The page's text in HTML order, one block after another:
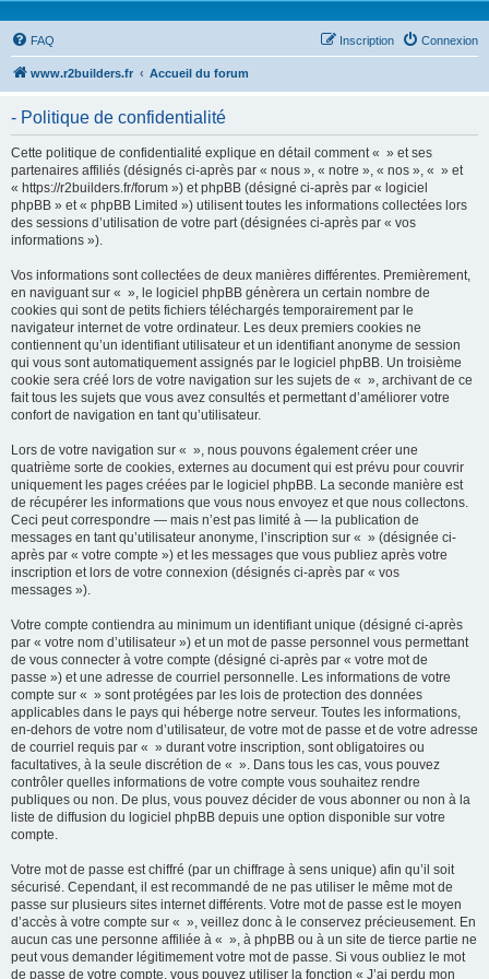
FAQ Connexion
Inscription
www.r2builders.fr Accueil du forum
- Politique de confidentialité
Cette politique de confidentialité explique en détail comment « » et ses
partenaires affiliés (désignés ci-après par « nous », « notre », « nos », « » et
« https://r2builders.fr/forum ») et phpBB (désigné ci-après par « logiciel
phpBB » et « phpBB Limited ») utilisent toutes les informations collectées lors
des sessions d’utilisation de votre part (désignées ci-après par « vos
informations »).
Vos informations sont collectées de deux manières différentes. Premièrement,
en naviguant sur « », le logiciel phpBB génèrera un certain nombre de
cookies qui sont de petits fichiers téléchargés temporairement par le
navigateur internet de votre ordinateur. Les deux premiers cookies ne
contiennent qu’un identifiant utilisateur et un identifiant anonyme de session
qui vous sont automatiquement assignés par le logiciel phpBB. Un troisième
cookie sera créé lors de votre navigation sur les sujets de « », archivant de ce
fait tous les sujets que vous avez consultés et permettant d’améliorer votre
confort de navigation en tant qu’utilisateur.
Lors de votre navigation sur « », nous pouvons également créer une
quatrième sorte de cookies, externes au document qui est prévu pour couvrir
uniquement les pages créées par le logiciel phpBB. La seconde manière est
de récupérer les informations que vous nous envoyez et que nous collectons.
Ceci peut correspondre — mais n’est pas limité à — la publication de
messages en tant qu’utilisateur anonyme, l’inscription sur « » (désignée ci-
après par « votre compte ») et les messages que vous publiez après votre
inscription et lors de votre connexion (désignés ci-après par « vos
messages »).
Votre compte contiendra au minimum un identifiant unique (désigné ci-après
par « votre nom d’utilisateur ») et un mot de passe personnel vous permettant
de vous connecter à votre compte (désigné ci-après par « votre mot de
passe ») et une adresse de courriel personnelle. Les informations de votre
compte sur « » sont protégées par les lois de protection des données
applicables dans le pays qui héberge notre serveur. Toutes les informations,
en-dehors de votre nom d’utilisateur, de votre mot de passe et de votre adresse
de courriel requis par « » durant votre inscription, sont obligatoires ou
facultatives, à la seule discrétion de « ». Dans tous les cas, vous pouvez
contrôler quelles informations de votre compte vous souhaitez rendre
publiques ou non. De plus, vous pouvez décider de vous abonner ou non à la
liste de diffusion du logiciel phpBB depuis une option disponible sur votre
compte.
Votre mot de passe est chiffré (par un chiffrage à sens unique) afin qu’il soit
sécurisé. Cependant, il est recommandé de ne pas utiliser le même mot de
passe sur plusieurs sites internet différents. Votre mot de passe est le moyen
d’accès à votre compte sur « », veillez donc à le conservez précieusement. En
aucun cas une personne affiliée à « », à phpBB ou à un site de tierce partie ne
peut vous demander légitimement votre mot de passe. Si vous oubliez le mot
de passe de votre compte, vous pouvez utiliser la fonction « J’ai perdu mon